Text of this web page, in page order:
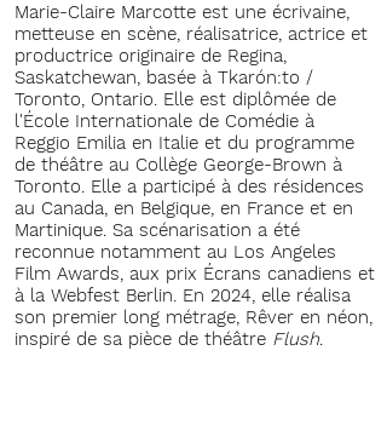
Marie-Claire Marcotte est une écrivaine,
metteuse en scène, réalisatrice, actrice et
productrice originaire de Regina,
Saskatchewan, basée à Tkarón:to /
Toronto, Ontario. Elle est diplômée de
l'École Internationale de Comédie à
Reggio Emilia en Italie et du programme
de théâtre au Collège George-Brown à
Toronto. Elle a participé à des résidences
au Canada, en Belgique, en France et en
Martinique. Sa scénarisation a été
reconnue notamment au Los Angeles
Film Awards, aux prix Écrans canadiens et
à la Webfest Berlin. En 2024, elle réalisa
son premier long métrage, Rêver en néon,
inspiré de sa pièce de théâtre Flush.